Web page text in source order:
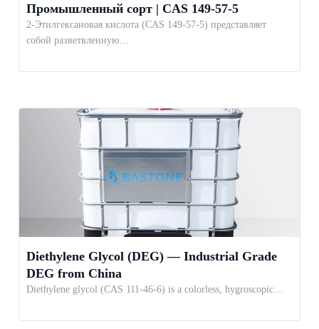
Промышленный сорт | CAS 149-57-5
2-Этилгексановая кислота (CAS 149-57-5) представляет
собой разветвленную…
Diethylene Glycol (DEG) — Industrial Grade
DEG from China
Diethylene glycol (CAS 111-46-6) is a colorless, hygroscopic…